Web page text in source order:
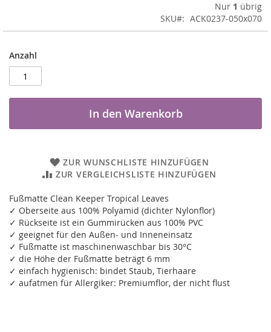
Nur 1 übrig
SKU
ACK0237-050x070
Anzahl
In den Warenkorb
ZUR WUNSCHLISTE HINZUFÜGEN
ZUR VERGLEICHSLISTE HINZUFÜGEN
Fußmatte Clean Keeper Tropical Leaves
✓ Oberseite aus 100% Polyamid (dichter Nylonflor)
✓ Rückseite ist ein Gummirücken aus 100% PVC
✓ geeignet für den Außen- und Inneneinsatz
✓ Fußmatte ist maschinenwaschbar bis 30°C
✓ die Höhe der Fußmatte beträgt 6 mm
✓ einfach hygienisch: bindet Staub, Tierhaare
✓ aufatmen für Allergiker: Premiumflor, der nicht flust